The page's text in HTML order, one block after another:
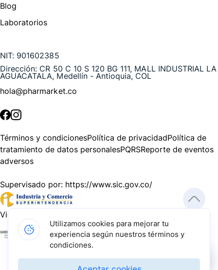
Blog
Laboratorios
NIT: 901602385
Dirección: CR 50 C 10 S 120 BG 111, MALL INDUSTRIAL LA
AGUACATALA, Medellín - Antioquia, COL
hola@pharmarket.co
Términos y condicionesPolítica de privacidadPolítica de
tratamiento de datos personalesPQRSReporte de eventos
adversos
Supervisado por: https://www.sic.gov.co/
Vigilado por:
Gracias a nuestros impulsadores, podemos presentarte la
solución tecnológica más avanzada para resolver los
desafíos farmacéuticos de la actualidad.
Utilizamos cookies para mejorar tu
experiencia según nuestros términos y
condiciones.